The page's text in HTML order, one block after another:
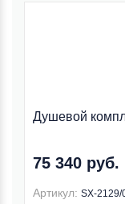
Душевой
75 340 руб.
Артикул: SX-2129/